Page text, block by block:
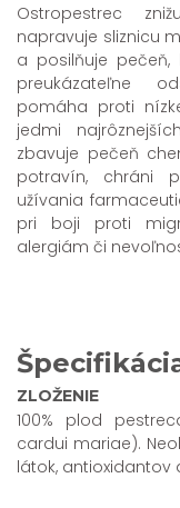
Ostropestrec
napravuje sliznicu
a posilňuje pečeň,
preukázateľne
pomáha proti
jedmi
zbavuje pečeň
potravín, chráni
užívania
pri boji proti
alergiám či
ZLOŽENIE
100% plod
cardui mariae).
látok, antioxidantov